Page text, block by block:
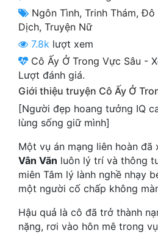
Cổ Tiên Hiệp
Cổ Đại
Du Hí
Dã Sử
Dị Giới
Dị Năng
Gia Đấu
Góc Nhìn Nam
Góc Nhìn Nữ
Ngôn Tình, Trinh Thám,Đô
Dịch, Truyện Nữ
7.8k lượt xem
Cô Ấy Ở Trong Vực Sâu -
Lượt đánh giá.
Giới thiệu truyện Cô Ấy Ở
[Người đẹp hoang tưởng IQ
lùng sống giữ mình]
Một vụ án mạng liên hoàn đã
Vân Vãn luôn lý trí và thông
miên Tâm lý lành nghề nhạy
một người cố chấp không
Hậu quả là cô đã trở thành
nặng, rơi vào hôn mê trong